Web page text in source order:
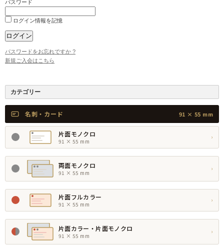
パスワード
ログイン情報を記憶
パスワードをお忘れですか ?
新規ご入会はこちら
カテゴリー
名刺・カード 91 × 55 mm
片面モノクロ
91 × 55 mm
›
両面モノクロ
91 × 55 mm
›
片面フルカラー
91 × 55 mm
›
片面カラー・片面モノクロ
91 × 55 mm
›